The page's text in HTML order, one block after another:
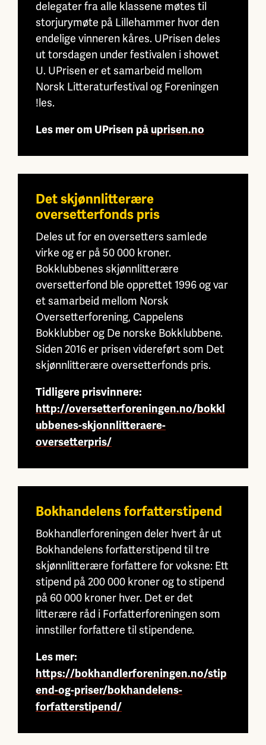
delegater fra alle klassene møtes til
storjurymøte på Lillehammer hvor den
endelige vinneren kåres. UPrisen deles
ut torsdagen under festivalen i showet
U. UPrisen er et samarbeid mellom
Norsk Litteraturfestival og Foreningen
!les.
Les mer om UPrisen på uprisen.no
Det skjønnlitterære
oversetterfonds pris
Deles ut for en oversetters samlede
virke og er på 50 000 kroner.
Bokklubbenes skjønnlitterære
oversetterfond ble opprettet 1996 og var
et samarbeid mellom Norsk
Oversetterforening, Cappelens
Bokklubber og De norske Bokklubbene.
Siden 2016 er prisen videreført som Det
skjønnlitterære oversetterfonds pris.
Tidligere prisvinnere:
http://oversetterforeningen.no/bokkl
ubbenes-skjonnlitteraere-
oversetterpris/
Bokhandelens forfatterstipend
Bokhandlerforeningen deler hvert år ut
Bokhandelens forfatterstipend til tre
skjønnlitterære forfattere for voksne: Ett
stipend på 200 000 kroner og to stipend
på 60 000 kroner hver. Det er det
litterære råd i Forfatterforeningen som
innstiller forfattere til stipendene.
Les mer:
https://bokhandlerforeningen.no/stip
end-og-priser/bokhandelens-
forfatterstipend/